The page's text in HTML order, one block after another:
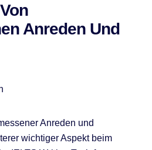
Anreden Und
Anreden und
wichtiger Aspekt beim